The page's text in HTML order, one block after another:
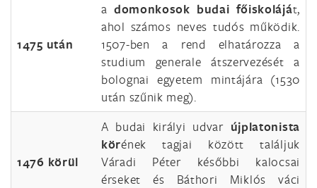
1475 után
a domonkosok budai főiskoláját,
ahol számos neves tudós működik.
1507-ben a rend elhatározza a
studium generale átszervezését a
bolognai egyetem mintájára (1530
után szűnik meg).
1476 körül
A budai királyi udvar újplatonista
körének tagjai között találjuk
Váradi Péter későbbi kalocsai
érseket és Báthori Miklós váci